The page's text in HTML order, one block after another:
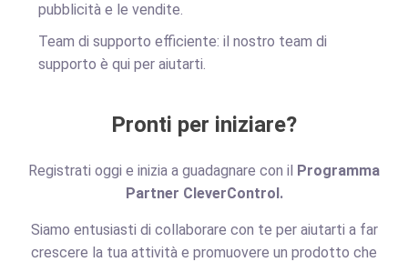
pubblicità e le vendite.
Team di supporto efficiente: il nostro team di
supporto è qui per aiutarti.
Pronti per iniziare?
Registrati oggi e inizia a guadagnare con il Programma
Partner CleverControl.
Siamo entusiasti di collaborare con te per aiutarti a far
crescere la tua attività e promuovere un prodotto che